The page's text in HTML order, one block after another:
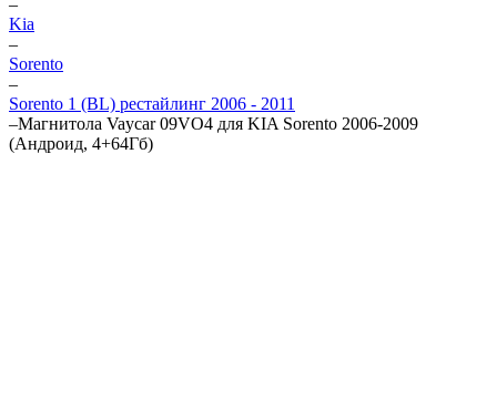
–
Kia
–
Sorento
–
Sorento 1 (BL) рестайлинг 2006 - 2011
–Магнитола Vaycar 09VO4 для KIA Sorento 2006-2009
(Андроид, 4+64Гб)